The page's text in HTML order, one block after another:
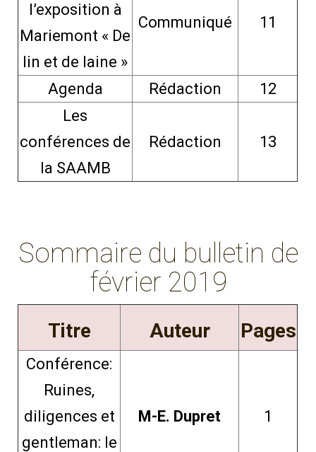
l’exposition à
Mariemont « De
lin et de laine »
Communiqué 11
Agenda Rédaction
12
Les
conférences de
la SAAMB
Rédaction 13
Sommaire du bulletin de
février 2019
Titre Auteur Pages
Conférence:
Ruines,
diligences et
gentleman: le
M-E. Dupret 1